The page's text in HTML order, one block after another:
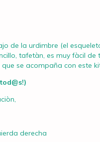
de la urdimbre (el
tafetàn, es muy fàcil de
se acompaña con este
derecha